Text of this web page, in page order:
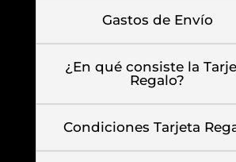
Gastos de Envío
¿En qué consiste la
Regalo?
Condiciones Tarjeta